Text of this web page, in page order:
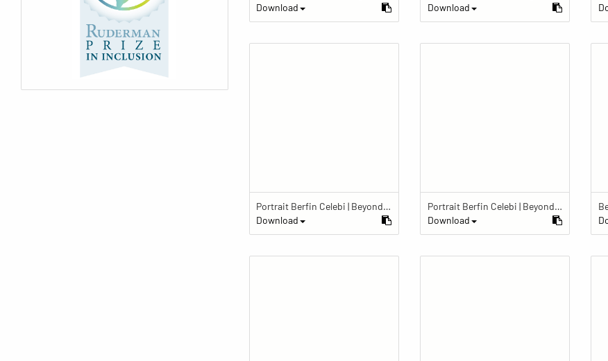
Download
Download
Portrait Berfin Celebi | Beyond The Frame: Junge Perspektiven auf Vielfalt im Glauben
Download
Portrait Berfin Celebi | Beyond The Frame: Junge Perspektiven auf Vielfalt im Glauben
Download